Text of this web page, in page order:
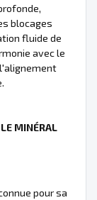
blocages
fluide de
avec le
MINÉRAL
pour sa